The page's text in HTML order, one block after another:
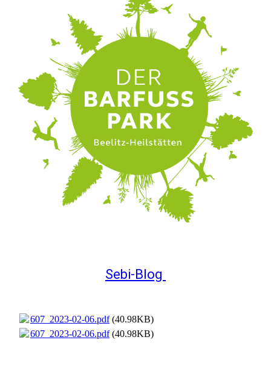
Sebi-Blog
607_2023-02-06.pdf(40.98KB)
607_2023-02-06.pdf(40.98KB)